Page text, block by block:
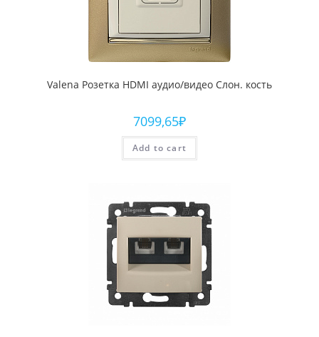
Valena Розетка HDMI аудио/видео Слон. кость
7099,65₽
Add to cart